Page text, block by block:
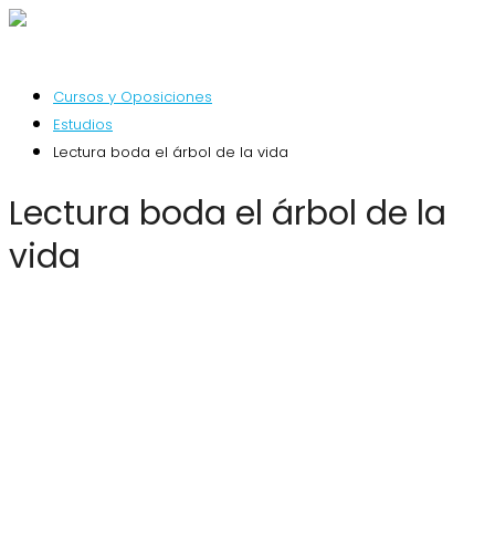
Cursos y Oposiciones
Estudios
Lectura boda el árbol de la vida
Lectura boda el árbol de la
vida